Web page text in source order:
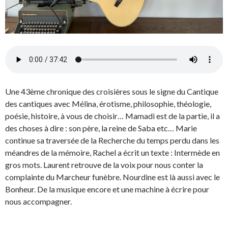
Une 43ème chronique des croisières sous le signe du Cantique
des cantiques avec Mélina, érotisme, philosophie, théologie,
poésie, histoire, à vous de choisir… Mamadi est de la partie, il a
des choses à dire : son père, la reine de Saba etc… Marie
continue sa traversée de la Recherche du temps perdu dans les
méandres de la mémoire, Rachel a écrit un texte : Intermède en
gros mots. Laurent retrouve de la voix pour nous conter la
complainte du Marcheur funèbre. Nourdine est là aussi avec le
Bonheur. De la musique encore et une machine à écrire pour
nous accompagner.